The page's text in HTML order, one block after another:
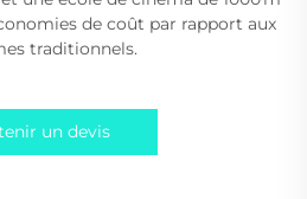
de coût par rapport aux
traditionnels.
un devis